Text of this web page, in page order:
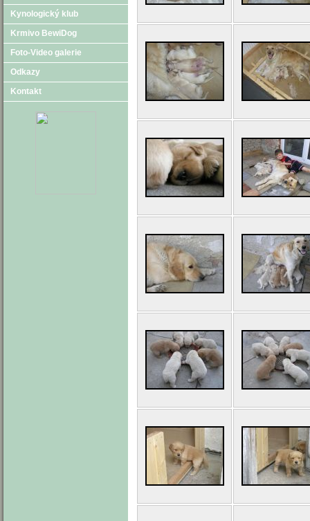
Kynologický klub
Krmivo BewiDog
Foto-Video galerie
Odkazy
Kontakt